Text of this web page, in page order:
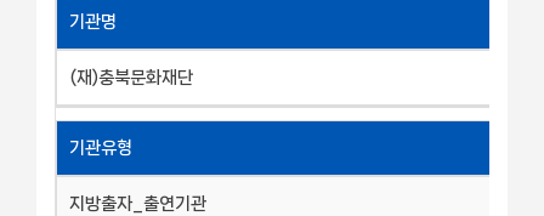
기관명
(재)충북문화재단
기관유형
지방출자_출연기관